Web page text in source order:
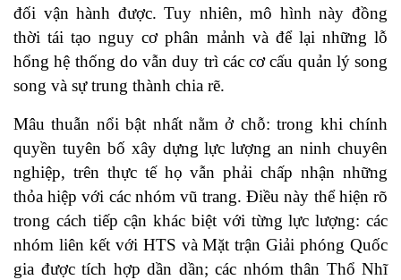
đối vận hành được. Tuy nhiên, mô hình này đồng
thời tái tạo nguy cơ phân mảnh và để lại những lỗ
hổng hệ thống do vẫn duy trì các cơ cấu quản lý song
song và sự trung thành chia rẽ.
Mâu thuẫn nổi bật nhất nằm ở chỗ: trong khi chính
quyền tuyên bố xây dựng lực lượng an ninh chuyên
nghiệp, trên thực tế họ vẫn phải chấp nhận những
thỏa hiệp với các nhóm vũ trang. Điều này thể hiện rõ
trong cách tiếp cận khác biệt với từng lực lượng: các
nhóm liên kết với HTS và Mặt trận Giải phóng Quốc
gia được tích hợp dần dần; các nhóm thân Thổ Nhĩ